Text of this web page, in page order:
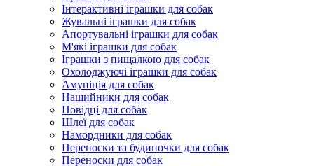
Інтерактивні іграшки для собак
Жувальні іграшки для собак
Апортувальні іграшки для собак
М'які іграшки для собак
Іграшки з пищалкою для собак
Охолоджуючі іграшки для собак
Амуніція для собак
Нашийники для собак
Повідці для собак
Шлеї для собак
Намордники для собак
Переноски та будиночки для собак
Переноски для собак